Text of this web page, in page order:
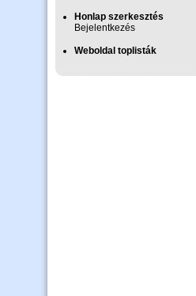
Honlap szerkesztés
Bejelentkezés
Weboldal toplisták